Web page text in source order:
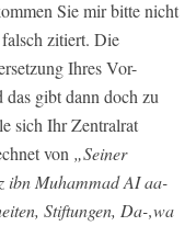
Sie mir bitte nicht
zitiert. Die
Ihres Vor-
gibt dann doch zu
sich Ihr Zentralrat
von „Seiner
ibn Muhammad AI aa-
Stiftungen, Da-‚wa